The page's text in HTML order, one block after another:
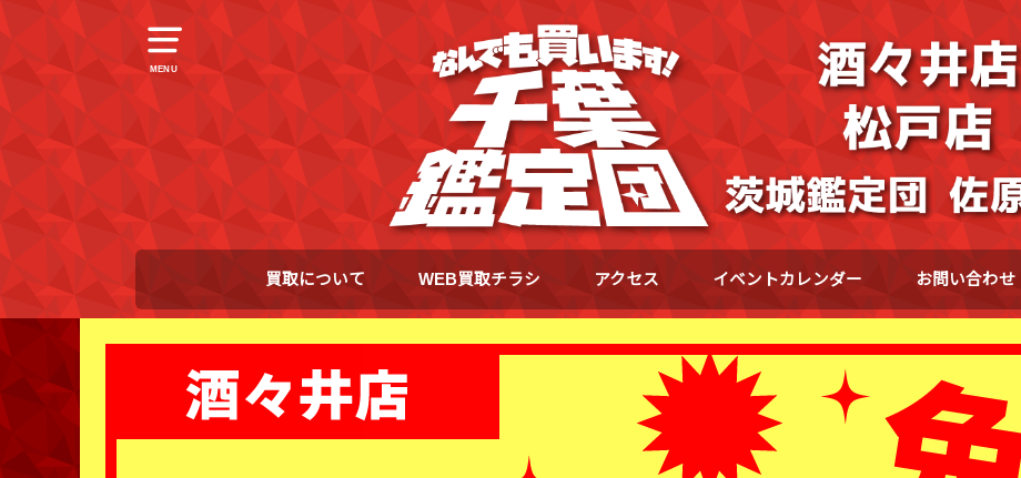
MENU
買取について WEB買取チラシ アクセス イベントカレンダー お問い合わせ